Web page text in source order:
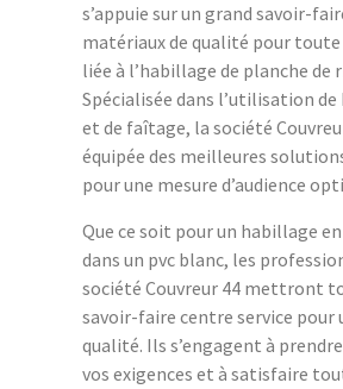
s’appuie sur un grand savoir-
matériaux de qualité pour
liée à l’habillage de planche de
Spécialisée dans l’utilisation
et de faîtage, la société
équipée des meilleures
pour une mesure d’audience
Que ce soit pour un habillage
dans un pvc blanc, les
société Couvreur 44 mettront
savoir-faire centre service pour
qualité. Ils s’engagent à
vos exigences et à satisfaire